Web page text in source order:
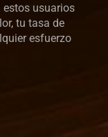
usuarios
tu tasa de
esfuerzo